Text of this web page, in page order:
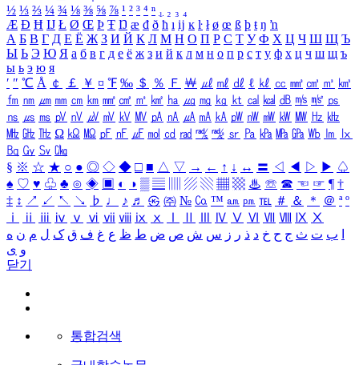
½ ⅓ ⅔ ¼ ¾ ⅛ ⅜ ⅝ ⅞ ¹ ² ³ ⁴ ⁿ ₁ ₂ ₃ ₄
Æ Ð Ħ Ĳ Ł Ø Œ Þ Ŧ Ŋ æ đ ð ħ ı ĳ ĸ ŀ ł ø œ ß þ ŧ ŋ ŉ
А Б В Г Д Е Ё Ж З И Й К Л М Н О П Р С Т У Ф Х Ц Ч Ш Щ Ъ
Ы Ь Э Ю Я а б в г д е ё ж з и й к л м н о п р с т у ф х ц ч ш щ ъ
ы ь э ю я
′ ″ ℃ Å ￠ ￡ ￥ ¤ ℉ ‰ ＄ ％ Ｆ ￦ ㎕ ㎖ ㎗ ℓ ㎘ ㏄ ㎣ ㎤ ㎥ ㎦
㎙ ㎚ ㎛ ㎜ ㎝ ㎞ ㎟ ㎠ ㎡ ㎢ ㏊ ㎍ ㎎ ㎏ ㏏ ㎈ ㎉ ㏈ ㎧ ㎨ ㎰
㎱ ㎲ ㎳ ㎴ ㎵ ㎶ ㎷ ㎸ ㎹ ㎀ ㎁ ㎂ ㎃ ㎄ ㎺ ㎻ ㎽ ㎾ ㎿ ㎐ ㎑
㎒ ㎓ ㎔ Ω ㏀ ㏁ ㎊ ㎋ ㎌ ㏖ ㏅ ㎭ ㎮ ㎯ ㏛ ㎩ ㎪ ㎫ ㎬ ㏝ ㏐
㏓
㏃ ㏉ ㏜ ㏆
§ ※ ☆ ★ ○ ● ◎ ◇ ◆ □ ■ △ ▽ → ← ↑ ↓ ↔ 〓 ◁ ◀ ▷ ▶ ♤
♠ ♡ ♥ ♧ ♣ ⊙ ◈ ▣ ◐ ◑ ▒ ▤ ▨ ▧ ▦ ▩ ♨ ☏ ☎ ☜ ☞ ¶ †
‡ ↕ ↗ ↙ ↖ ↘ ♭ ♩ ♪ ♬ ㉿ ㈜ № ㏇ ™ ㏂ ㏘ ℡ ＃ ＆ ＊ ＠ ª º
ⅰ
ⅱ ⅲ ⅳ ⅴ ⅵ ⅶ ⅷ ⅸ ⅹ Ⅳ Ⅴ Ⅵ Ⅶ Ⅷ Ⅸ Ⅹ
ب ت ث ج ح خ د ذ ر ز س ش ص ض ط ظ ع غ ف ق ک ل م ن ه
و ی
닫기
통합검색